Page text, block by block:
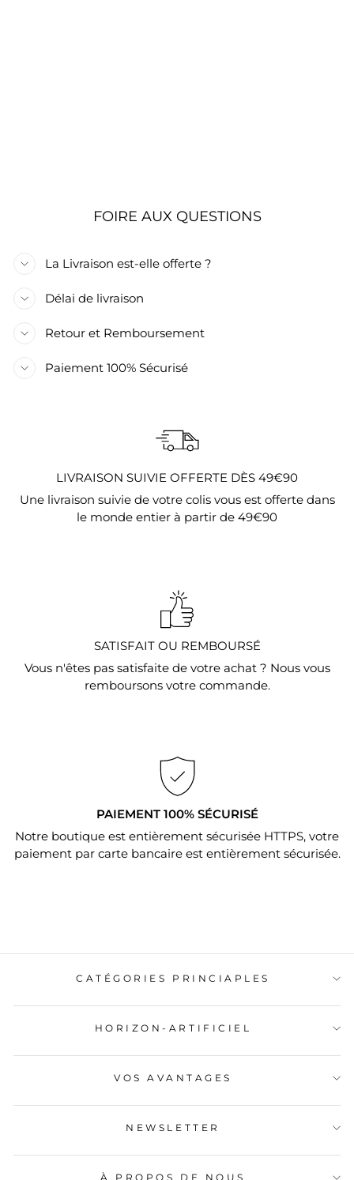
FOIRE AUX QUESTIONS
La Livraison est-elle offerte ?
Délai de livraison
Retour et Remboursement
Paiement 100% Sécurisé
LIVRAISON SUIVIE OFFERTE DÈS 49€90
Une livraison suivie de votre colis vous est offerte dans
le monde entier à partir de 49€90
SATISFAIT OU REMBOURSÉ
Vous n'êtes pas satisfaite de votre achat ? Nous vous
remboursons votre commande.
PAIEMENT 100% SÉCURISÉ
Notre boutique est entièrement sécurisée HTTPS, votre
paiement par carte bancaire est entièrement sécurisée.
CATÉGORIES PRINCIAPLES
HORIZON-ARTIFICIEL
VOS AVANTAGES
NEWSLETTER
À PROPOS DE NOUS